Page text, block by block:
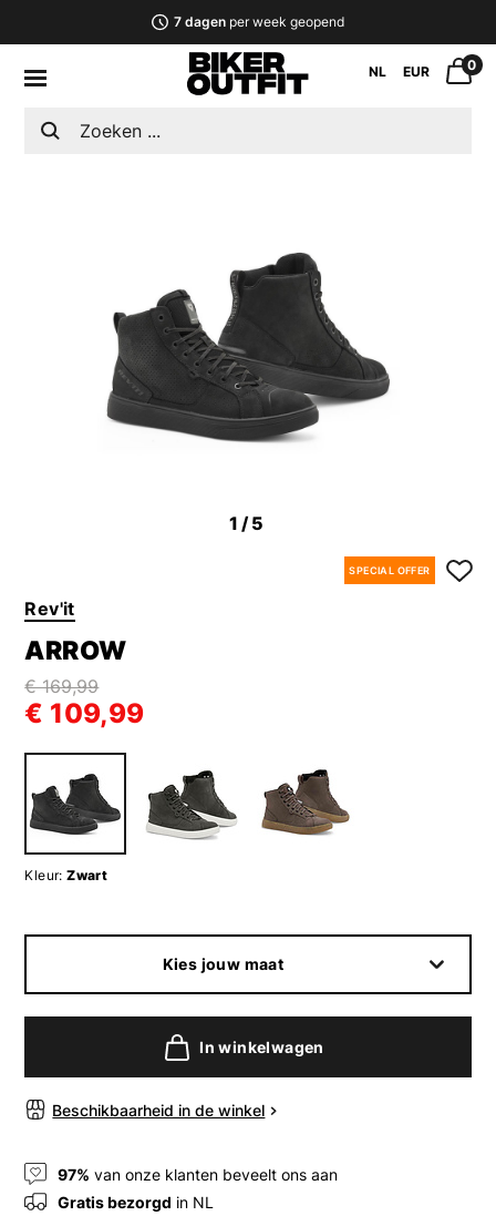
7 dagenper week geopend
NL EUR 0
1 /5
SPECIAL OFFER
Rev'it
ARROW
€ 169,99
€ 109,99
Kleur: Zwart
Kies jouw maat
In winkelwagen
Beschikbaarheid in de winkel
97% van onze klanten beveelt ons aan
Gratis bezorgd in NL